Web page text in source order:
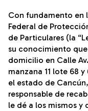
Con fundamento en
Federal de
de Particulares (la
su conocimiento que
domicilio en Calle
manzana 11 lote 68
el estado de
responsable de
le dé a los mismos y